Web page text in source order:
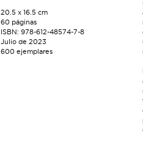
20.5 x 16.5 cm
60 páginas
ISBN: 978-612-48574-7-8
Julio de 2023
600 ejemplares